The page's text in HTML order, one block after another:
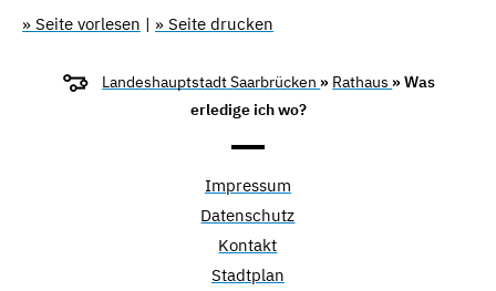
» Seite vorlesen | » Seite drucken
Landeshauptstadt Saarbrücken » Rathaus » Was
erledige ich wo?
Impressum
Datenschutz
Kontakt
Stadtplan